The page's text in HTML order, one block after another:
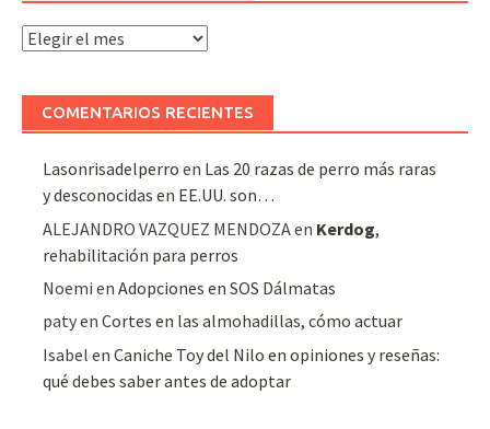
Archivo
artículos
COMENTARIOS RECIENTES
Lasonrisadelperro en Las 20 razas de perro más raras
y desconocidas en EE.UU. son…
ALEJANDRO VAZQUEZ MENDOZAen Kerdog,
rehabilitación para perros
Noemi enAdopciones en SOS Dálmatas
patyenCortes en las almohadillas, cómo actuar
Isabel enCaniche Toy del Nilo en opiniones y reseñas:
qué debes saber antes de adoptar